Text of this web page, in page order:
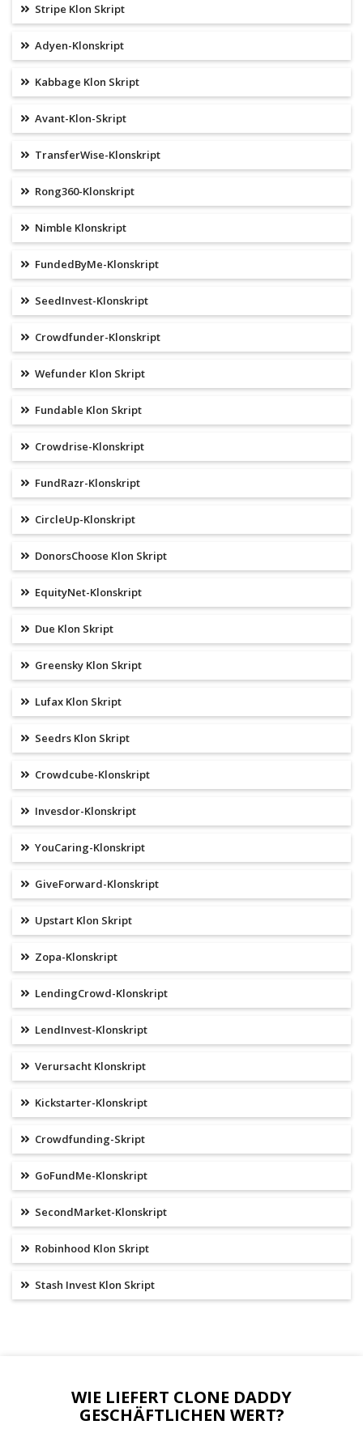
Stripe Klon Skript
Adyen-Klonskript
Kabbage Klon Skript
Avant-Klon-Skript
TransferWise-Klonskript
Rong360-Klonskript
Nimble Klonskript
FundedByMe-Klonskript
SeedInvest-Klonskript
Crowdfunder-Klonskript
Wefunder Klon Skript
Fundable Klon Skript
Crowdrise-Klonskript
FundRazr-Klonskript
CircleUp-Klonskript
DonorsChoose Klon Skript
EquityNet-Klonskript
Due Klon Skript
Greensky Klon Skript
Lufax Klon Skript
Seedrs Klon Skript
Crowdcube-Klonskript
Invesdor-Klonskript
YouCaring-Klonskript
GiveForward-Klonskript
Upstart Klon Skript
Zopa-Klonskript
LendingCrowd-Klonskript
LendInvest-Klonskript
Verursacht Klonskript
Kickstarter-Klonskript
Crowdfunding-Skript
GoFundMe-Klonskript
SecondMarket-Klonskript
Robinhood Klon Skript
Stash Invest Klon Skript
WIE LIEFERT CLONE DADDY
GESCHÄFTLICHEN WERT?